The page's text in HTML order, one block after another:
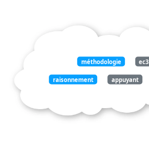
méthodologie ec3
raisonnement appuyant